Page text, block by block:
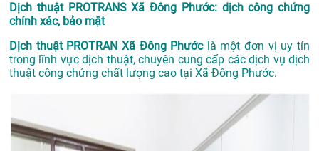
Dịch thuật PROTRANS Xã Đông Phước: dịch công chứng
chính xác, bảo mật
Dịch thuật PROTRAN Xã Đông Phướclà một đơn vị uy tín
trong lĩnh vực dịch thuật, chuyên cung cấp các dịch vụ dịch
thuật công chứng chất lượng cao tại Xã Đông Phước.